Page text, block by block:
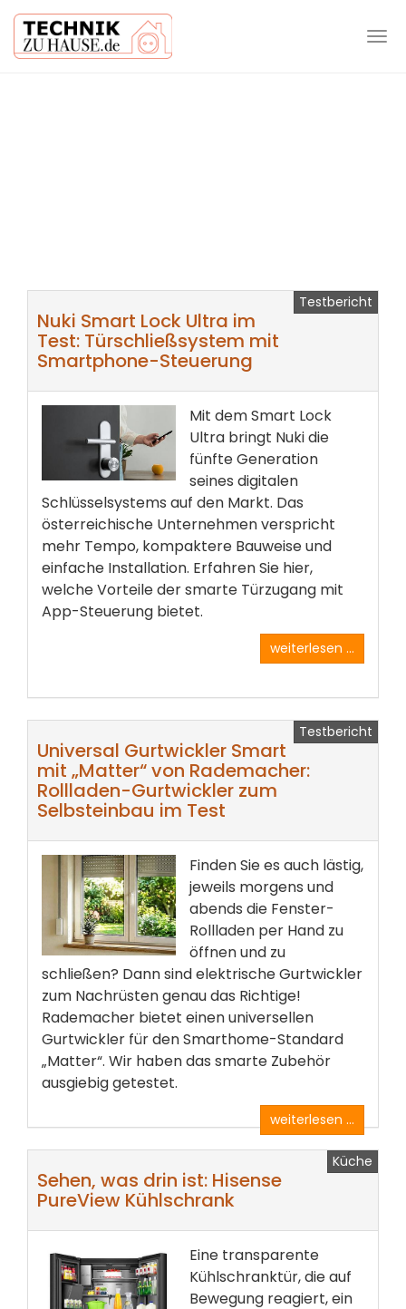
Testbericht
Nuki Smart Lock Ultra im
Test: Türschließsystem mit
Smartphone-Steuerung
Mit dem Smart Lock
Ultra bringt Nuki die
fünfte Generation
seines digitalen
Schlüsselsystems auf den Markt. Das
österreichische Unternehmen verspricht
mehr Tempo, kompaktere Bauweise und
einfache Installation. Erfahren Sie hier,
welche Vorteile der smarte Türzugang mit
App-Steuerung bietet.
weiterlesen ...
Testbericht
Universal Gurtwickler Smart
mit „Matter“ von Rademacher:
Rollladen-Gurtwickler zum
Selbsteinbau im Test
Finden Sie es auch lästig,
jeweils morgens und
abends die Fenster-
Rollladen per Hand zu
öffnen und zu
schließen? Dann sind elektrische Gurtwickler
zum Nachrüsten genau das Richtige!
Rademacher bietet einen universellen
Gurtwickler für den Smarthome-Standard
„Matter“. Wir haben das smarte Zubehör
ausgiebig getestet.
weiterlesen ...
Küche
Sehen, was drin ist: Hisense
PureView Kühlschrank
Eine transparente
Kühlschranktür, die auf
Bewegung reagiert, ein